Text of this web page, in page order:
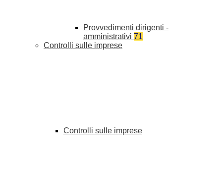
Provvedimenti dirigenti -
amministrativi 71
Controlli sulle imprese
Controlli sulle imprese